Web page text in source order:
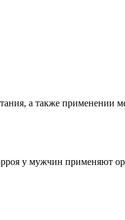
а также применении
у мужчин применяют